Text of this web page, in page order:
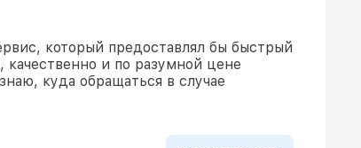
который предоставлял бы быстрый
и по разумной цене
куда обращаться в случае